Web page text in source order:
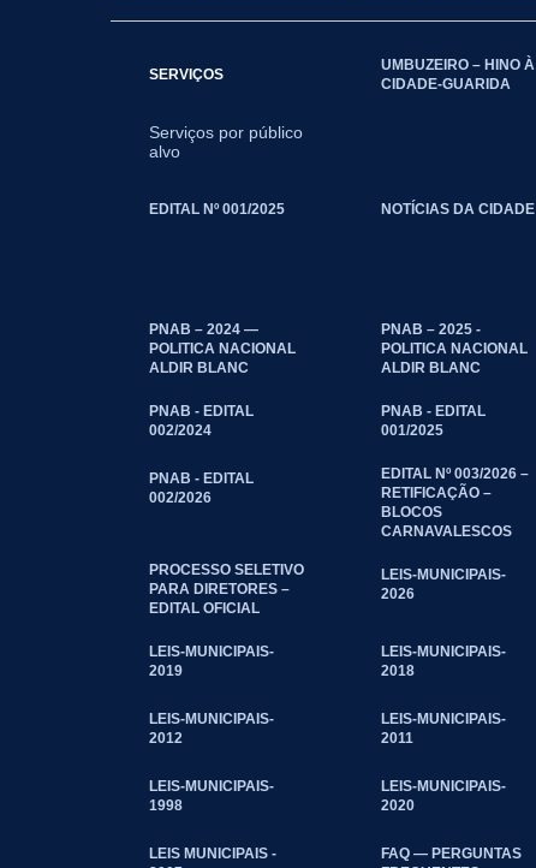
SERVIÇOS
Serviços por público
alvo
UMBUZEIRO – HINO À
CIDADE-GUARIDA
EDITAL Nº 001/2025 NOTÍCIAS DA CIDADE
PNAB – 2024 —
POLITICA NACIONAL
ALDIR BLANC
PNAB – 2025 -
POLITICA NACIONAL
ALDIR BLANC
PNAB - EDITAL
002/2024
PNAB - EDITAL
001/2025
PNAB - EDITAL
002/2026
EDITAL Nº 003/2026 –
RETIFICAÇÃO –
BLOCOS
CARNAVALESCOS
PROCESSO SELETIVO
PARA DIRETORES –
EDITAL OFICIAL
LEIS-MUNICIPAIS-
2026
LEIS-MUNICIPAIS-
2019
LEIS-MUNICIPAIS-
2018
LEIS-MUNICIPAIS-
2012
LEIS-MUNICIPAIS-
2011
LEIS-MUNICIPAIS-
1998
LEIS-MUNICIPAIS-
2020
LEIS MUNICIPAIS -
FAQ — PERGUNTAS